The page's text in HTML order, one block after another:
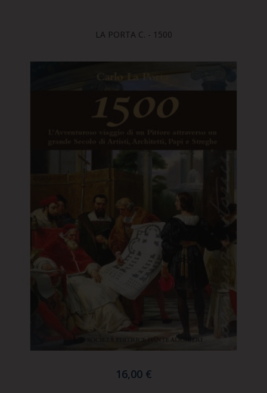
LA PORTA C. - 1500
16,00 €